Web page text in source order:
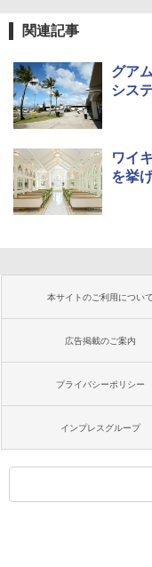
関連記事
グア
シス
ワイ
を挙
本サイトのご利用について
広告掲載のご案内
プライバシーポリシー
インプレスグループ